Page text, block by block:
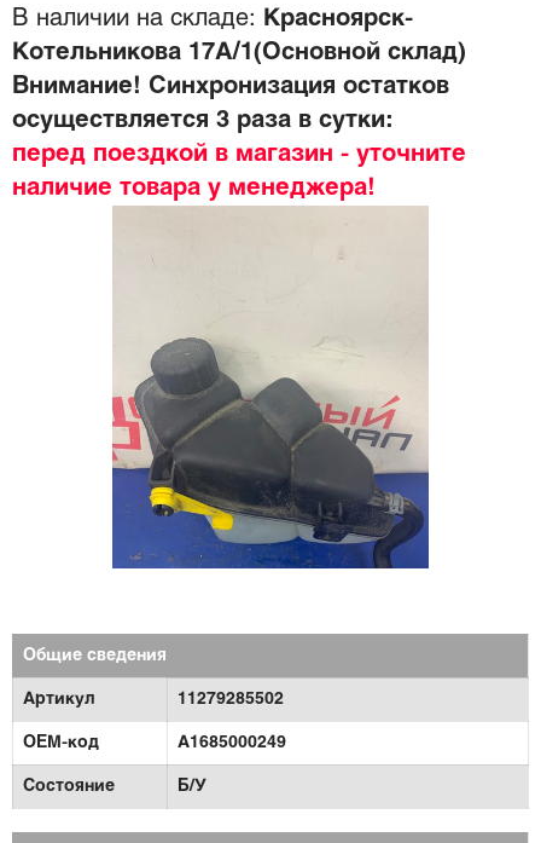
В наличии на складе:
Красноярск-
Котельникова 17А/1(Основной склад)
Внимание! Синхронизация остатков
осуществляется 3 раза в сутки:
перед поездкой в магазин - уточните
наличие товара у менеджера!
Общие сведения
Артикул 11279285502
OEM-код A1685000249
Состояние Б/У